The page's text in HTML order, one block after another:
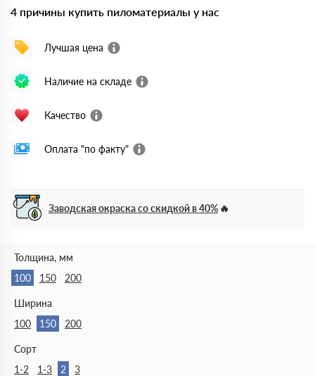
4 причины купить пиломатериалы у нас
Лучшая цена
Наличие на складе
Качество
Оплата "по факту"
Заводская окраска со скидкой в 40%
Толщина, мм
100
150 200
Ширина
100
150 200
Сорт
1-2
1-3 2 3